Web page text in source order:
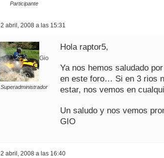
Participante
2 abril, 2008 a las 15:31
Gio
Superadministrador
Hola raptor5,
Ya nos hemos saludado
en este foro… Si en 3 rios
estar, nos vemos en
Un saludo y nos vemos
GIO
2 abril, 2008 a las 16:40